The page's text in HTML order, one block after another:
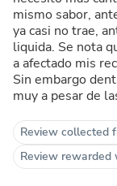
mismo sabor,
ya casi no trae,
liquida. Se nota
a afectado mis
Sin embargo
muy a pesar de
Review collected
Review rewarded